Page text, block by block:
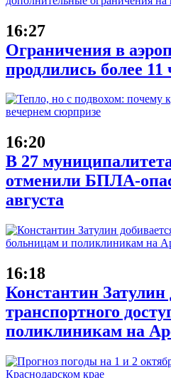
16:27
Ограничения в
продлились более 11
16:20
В 27
отменили БПЛА-
августа
16:18
Константин Затулин
транспортного
поликлиникам на